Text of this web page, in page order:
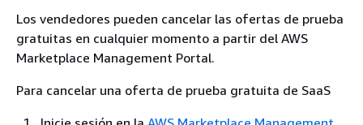
Los vendedores pueden cancelar las ofertas de prueba
gratuitas en cualquier momento a partir del AWS
Marketplace Management Portal.
Para cancelar una oferta de prueba gratuita de SaaS